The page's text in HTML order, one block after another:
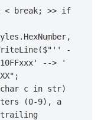
< break; >> if
-
--> '
c in str)
(0-9), a
trailing